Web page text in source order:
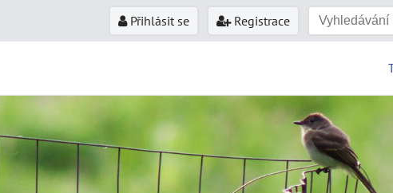
Přihlásit se Registrace